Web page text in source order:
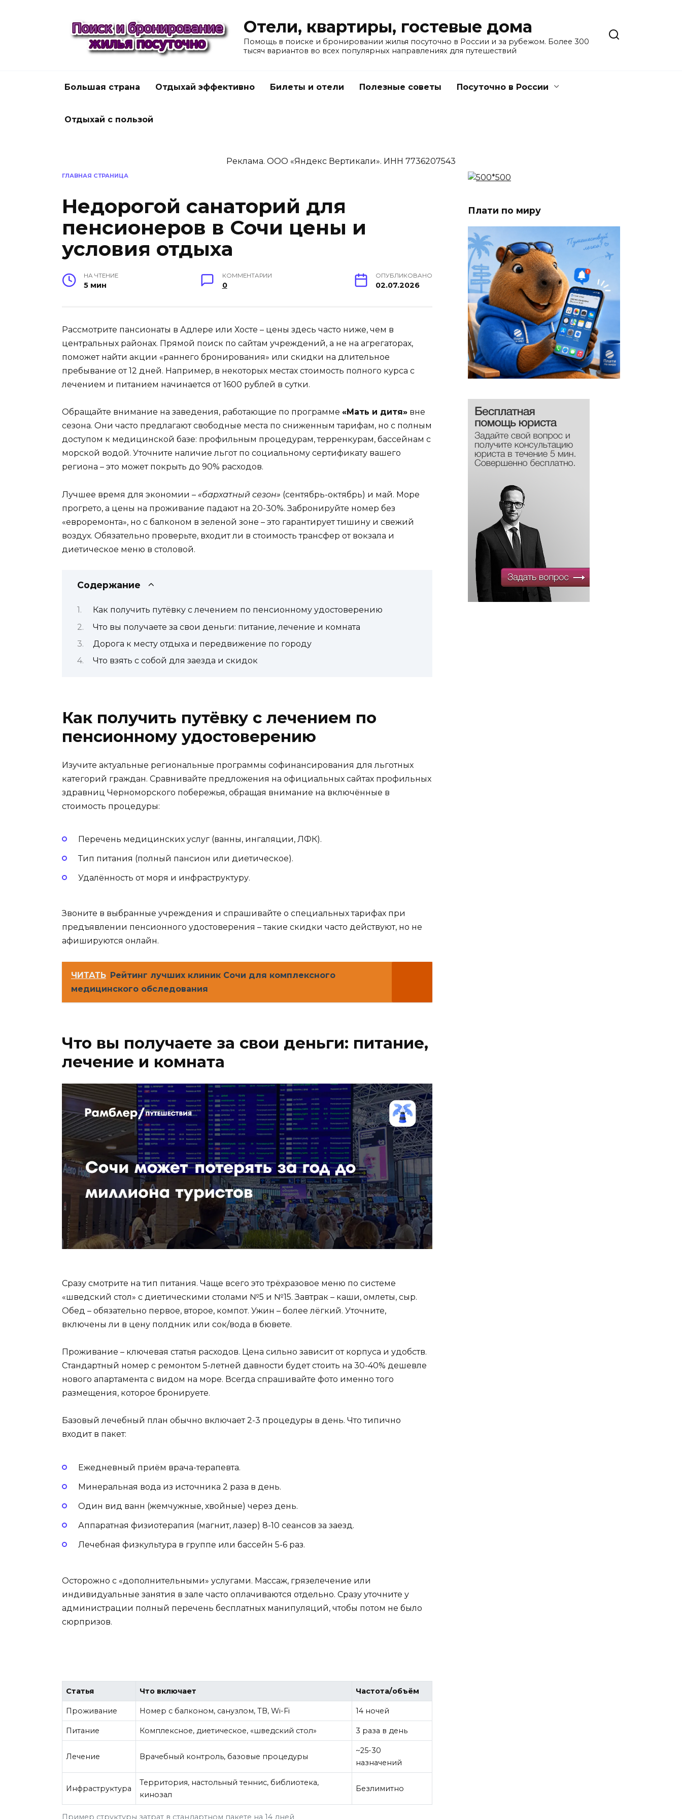
Отели, квартиры, гостевые дома
Помощь в поиске и бронировании жилья посуточно в России и за рубежом. Более 300
тысяч вариантов во всех популярных направлениях для путешествий
Большая страна Отдыхай эффективно Билеты и отели Полезные советы Посуточно в России
Отдыхай с пользой
Реклама. ООО «Яндекс Вертикали». ИНН 7736207543
ГЛАВНАЯ СТРАНИЦА
Недорогой санаторий для
пенсионеров в Сочи цены и
условия отдыха
НА ЧТЕНИЕ
5 мин
КОММЕНТАРИИ
0
ОПУБЛИКОВАНО
02.07.2026
Рассмотрите пансионаты в Адлере или Хосте – цены здесь часто ниже, чем в
центральных районах. Прямой поиск по сайтам учреждений, а не на агрегаторах,
поможет найти акции «раннего бронирования» или скидки на длительное
пребывание от 12 дней. Например, в некоторых местах стоимость полного курса с
лечением и питанием начинается от 1600 рублей в сутки.
Обращайте внимание на заведения, работающие по программе «Мать и дитя» вне
сезона. Они часто предлагают свободные места по сниженным тарифам, но с полным
доступом к медицинской базе: профильным процедурам, терренкурам, бассейнам с
морской водой. Уточните наличие льгот по социальному сертификату вашего
региона – это может покрыть до 90% расходов.
Лучшее время для экономии – «бархатный сезон» (сентябрь-октябрь) и май. Море
прогрето, а цены на проживание падают на 20-30%. Забронируйте номер без
«евроремонта», но с балконом в зеленой зоне – это гарантирует тишину и свежий
воздух. Обязательно проверьте, входит ли в стоимость трансфер от вокзала и
диетическое меню в столовой.
Содержание
Как получить путёвку с лечением по пенсионному удостоверению
Что вы получаете за свои деньги: питание, лечение и комната
Дорога к месту отдыха и передвижение по городу
Что взять с собой для заезда и скидок
Как получить путёвку с лечением по
пенсионному удостоверению
Изучите актуальные региональные программы софинансирования для льготных
категорий граждан. Сравнивайте предложения на официальных сайтах профильных
здравниц Черноморского побережья, обращая внимание на включённые в
стоимость процедуры:
Перечень медицинских услуг (ванны, ингаляции, ЛФК).
Тип питания (полный пансион или диетическое).
Удалённость от моря и инфраструктуру.
Звоните в выбранные учреждения и спрашивайте о специальных тарифах при
предъявлении пенсионного удостоверения – такие скидки часто действуют, но не
афишируются онлайн.
ЧИТАТЬ Рейтинг лучших клиник Сочи для комплексного
медицинского обследования
Что вы получаете за свои деньги: питание,
лечение и комната
Сразу смотрите на тип питания. Чаще всего это трёхразовое меню по системе
«шведский стол» с диетическими столами №5 и №15. Завтрак – каши, омлеты, сыр.
Обед – обязательно первое, второе, компот. Ужин – более лёгкий. Уточните,
включены ли в цену полдник или сок/вода в бювете.
Проживание – ключевая статья расходов. Цена сильно зависит от корпуса и удобств.
Стандартный номер с ремонтом 5-летней давности будет стоить на 30-40% дешевле
нового апартамента с видом на море. Всегда спрашивайте фото именно того
размещения, которое бронируете.
Базовый лечебный план обычно включает 2-3 процедуры в день. Что типично
входит в пакет:
Ежедневный приём врача-терапевта.
Минеральная вода из источника 2 раза в день.
Один вид ванн (жемчужные, хвойные) через день.
Аппаратная физиотерапия (магнит, лазер) 8-10 сеансов за заезд.
Лечебная физкультура в группе или бассейн 5-6 раз.
Осторожно с «дополнительными» услугами. Массаж, грязелечение или
индивидуальные занятия в зале часто оплачиваются отдельно. Сразу уточните у
администрации полный перечень бесплатных манипуляций, чтобы потом не было
сюрпризов.
Пример структуры затрат в стандартном пакете на 14 дней
Статья Что включает Частота/объём
Проживание Номер с балконом, санузлом, ТВ, Wi-Fi 14 ночей
Питание Комплексное, диетическое, «шведский стол» 3 раза в день
Лечение Врачебный контроль, базовые процедуры
~25-30
назначений
Инфраструктура
Территория, настольный теннис, библиотека,
кинозал
Безлимитно
Плати по миру